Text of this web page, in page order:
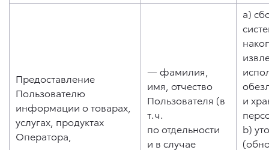
Предоставление
Пользователю
информации о товарах,
услугах, продуктах
Оператора,
— фамилия,
имя, отчество
Пользователя (в
т.ч.
по отдельности
и в случае
a)
и
b)